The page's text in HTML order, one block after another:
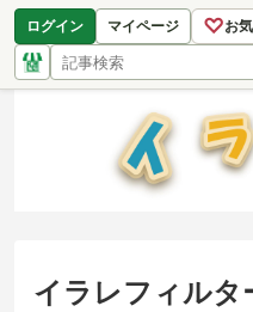
ログイン マイページ ♡お
イラレフィルタ